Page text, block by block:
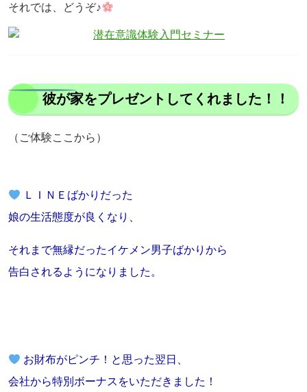
それでは、どうぞ♪
彼が家をプレゼントしてくれました！！
（ご体験ここから）
ＬＩＮＥばかりだった
娘の生活態度が良くなり、
それまで無縁だったイケメン男子ばかりから
告白されるようになりました。
お財布がピンチ！と思った翌日、
会社から特別ボーナスをいただきました！